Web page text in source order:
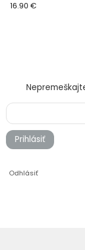
16.90 €
Prihlásiť
Odhlásiť